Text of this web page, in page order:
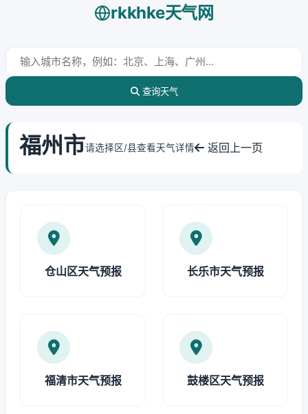
rkkhke天气网
查询天气
福州市请选择区/县查看天气详情 返回上一页
仓山区天气预报 长乐市天气预报
福清市天气预报 鼓楼区天气预报